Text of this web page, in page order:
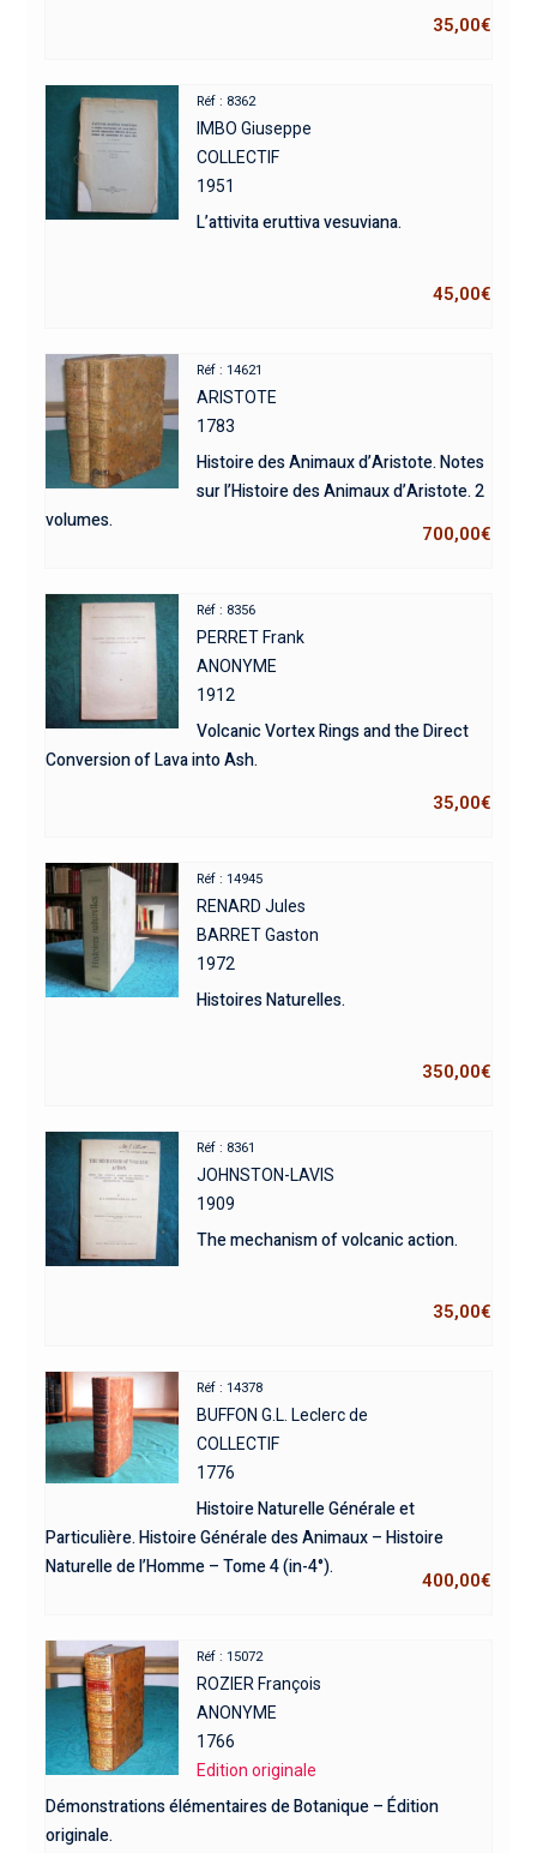
35,00€
Réf : 8362
IMBO Giuseppe
COLLECTIF
1951
L’attivita eruttiva vesuviana.
45,00€
Réf : 14621
ARISTOTE
1783
Histoire des Animaux d’Aristote. Notes
sur l’Histoire des Animaux d’Aristote. 2
volumes.
700,00€
Réf : 8356
PERRET Frank
ANONYME
1912
Volcanic Vortex Rings and the Direct
Conversion of Lava into Ash.
35,00€
Réf : 14945
RENARD Jules
BARRET Gaston
1972
Histoires Naturelles.
350,00€
Réf : 8361
JOHNSTON-LAVIS
1909
The mechanism of volcanic action.
35,00€
Réf : 14378
BUFFON G.L. Leclerc de
COLLECTIF
1776
Histoire Naturelle Générale et
Particulière. Histoire Générale des Animaux – Histoire
Naturelle de l’Homme – Tome 4 (in-4°).
400,00€
Réf : 15072
ROZIER François
ANONYME
1766
Edition originale
Démonstrations élémentaires de Botanique – Édition
originale.